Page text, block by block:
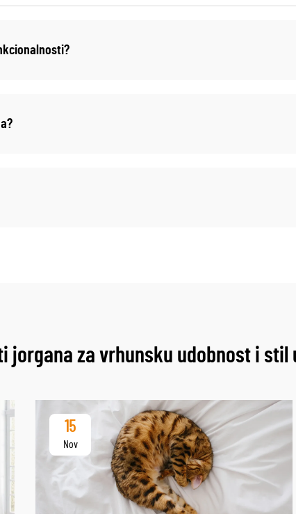
jorgana za vrhunsku udobnost i stil
15
Nov